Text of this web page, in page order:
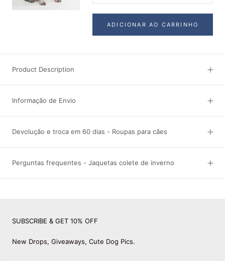
ADICIONAR AO CARRINHO
Product Description
Informação de Envio
Devolução e troca em 60 dias - Roupas para cães
Perguntas frequentes - Jaquetas colete de inverno
SUBSCRIBE & GET 10% OFF
New Drops, Giveaways, Cute Dog Pics.